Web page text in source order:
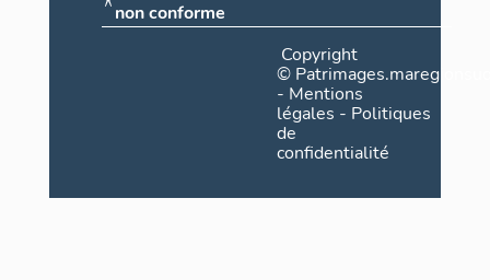
non conforme
Copyright
©
- Mentions
légales - Politiques
de
confidentialité